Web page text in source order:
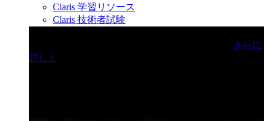
Claris 学習リソース
Claris 技術者試験
さらに
詳しく